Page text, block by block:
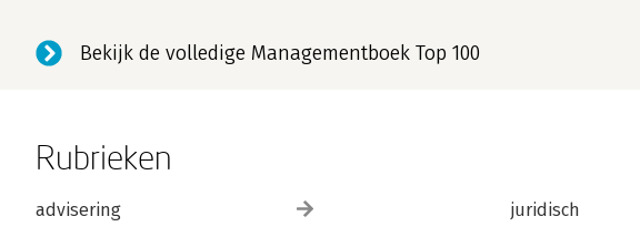
Bekijk de volledige Managementboek Top 100
Rubrieken
advisering
juridisch